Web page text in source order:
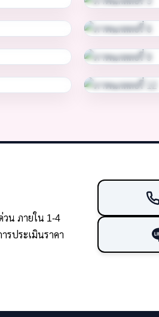
วน ภายใน 1-4
รประเมินราคา